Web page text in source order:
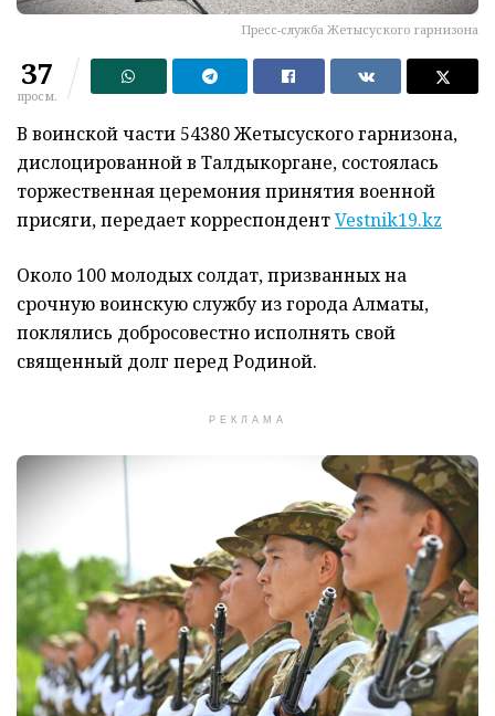
Пресс-служба Жетысуского гарнизона
37
просм.
В воинской части 54380 Жетысуского гарнизона,
дислоцированной в Талдыкоргане, состоялась
торжественная церемония принятия военной
присяги, передает корреспондентVestnik19.kz
Около 100 молодых солдат, призванных на
срочную воинскую службу из города Алматы,
поклялись добросовестно исполнять свой
священный долг перед Родиной.
РЕКЛАМА